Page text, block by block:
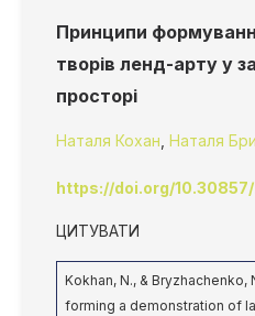
Принципи
творів ленд-арту у
просторі
Наталя Кохан Наталя
https://doi.org/
ЦИТУВАТИ
Kokhan, N., & Bryzhachenko,
forming a demonstration of